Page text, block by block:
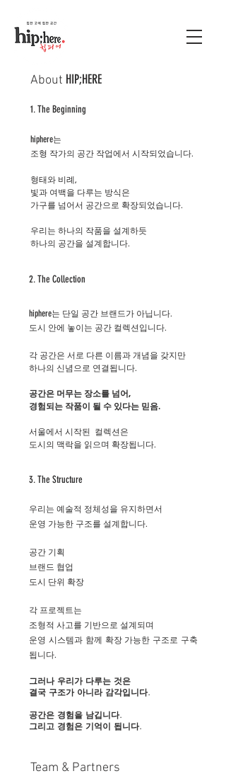
About HIP;HERE
1. The Beginning
hiphere는
조형 작가의 공간 작업에서 시작되었습니다.
형태와 비례,
빛과 여백을 다루는 방식은
가구를 넘어서 공간으로 확장되었습니다.
우리는 하나의 작품을 설계하듯
하나의 공간을 설계합니다.
2. The Collection
hiphere는 단일 공간 브랜드가 아닙니다.
도시 안에 놓이는 공간 컬렉션입니다.
각 공간은 서로 다른 이름과 개념을 갖지만
하나의 신념으로 연결됩니다.
공간은 머무는 장소를 넘어,
경험되는 작품이 될 수 있다는 믿음.
서울에서 시작된 컬렉션은
도시의 맥락을 읽으며 확장됩니다.
3. The Structure
우리는 예술적 정체성을 유지하면서
운영 가능한 구조를 설계합니다.
공간 기획
브랜드 협업
도시 단위 확장
각 프로젝트는
조형적 사고를 기반으로 설계되며
운영 시스템과 함께 확장 가능한 구조로 구축
됩니다.
그러나 우리가 다루는 것은
결국 구조가 아니라 감각입니다.
공간은 경험을 남깁니다.
​그리고 경험은 기억이 됩니다.
Team & Partners